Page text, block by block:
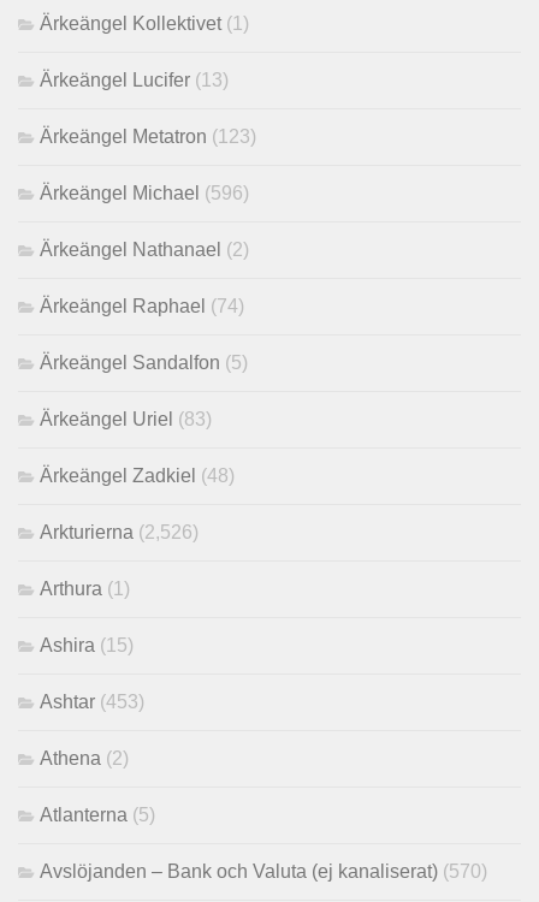
Ärkeängel Kollektivet (1)
Ärkeängel Lucifer (13)
Ärkeängel Metatron (123)
Ärkeängel Michael (596)
Ärkeängel Nathanael (2)
Ärkeängel Raphael (74)
Ärkeängel Sandalfon (5)
Ärkeängel Uriel (83)
Ärkeängel Zadkiel (48)
Arkturierna (2,526)
Arthura (1)
Ashira (15)
Ashtar (453)
Athena (2)
Atlanterna (5)
Avslöjanden – Bank och Valuta (ej kanaliserat) (570)